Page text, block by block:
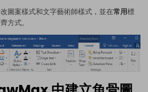
圖案樣式和文字藝術師樣式，並在常用標
方式。